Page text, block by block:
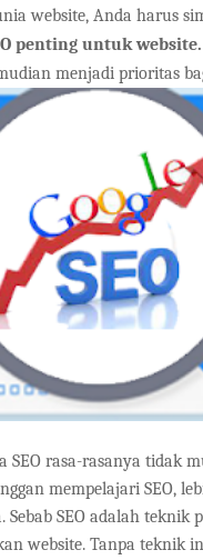
website, Anda harus
penting untuk website.
menjadi prioritas
SEO rasa-rasanya tidak
mempelajari SEO,
Sebab SEO adalah teknik
website. Tanpa teknik